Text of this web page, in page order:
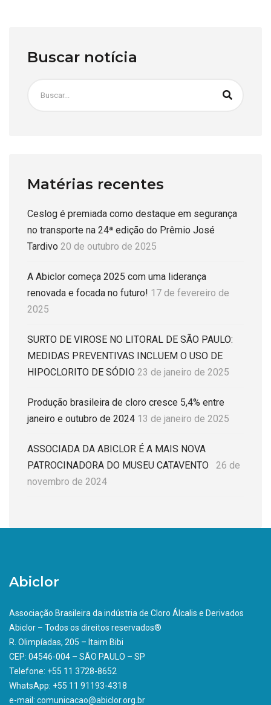
Buscar notícia
Matérias recentes
Ceslog é premiada como destaque em segurança
no transporte na 24ª edição do Prêmio José
Tardivo 20 de outubro de 2025
A Abiclor começa 2025 com uma liderança
renovada e focada no futuro! 17 de fevereiro de
2025
SURTO DE VIROSE NO LITORAL DE SÃO PAULO:
MEDIDAS PREVENTIVAS INCLUEM O USO DE
HIPOCLORITO DE SÓDIO 23 de janeiro de 2025
Produção brasileira de cloro cresce 5,4% entre
janeiro e outubro de 2024 13 de janeiro de 2025
ASSOCIADA DA ABICLOR É A MAIS NOVA
PATROCINADORA DO MUSEU CATAVENTO
26 de
novembro de 2024
Abiclor
Associação Brasileira da indústria de Cloro Álcalis e Derivados
Abiclor – Todos os direitos reservados®
R. Olimpíadas, 205 – Itaim Bibi
CEP: 04546-004 – SÃO PAULO – SP
Telefone: +55 11 3728-8652
WhatsApp: +55 11 91193-4318
e-mail: comunicacao@abiclor.org.br